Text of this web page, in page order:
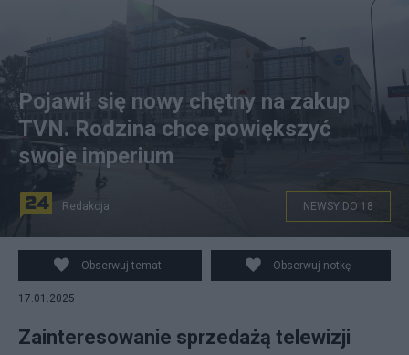
Siedziba telewizji TVN przy ul. Wiertniczej w Warszawie,
Pojawił się nowy chętny na zakup
TVN. Rodzina chce powiększyć
swoje imperium
Redakcja NEWSY DO 18
Obserwuj temat Obserwuj notkę
17.01.2025
Zainteresowanie sprzedażą telewizji